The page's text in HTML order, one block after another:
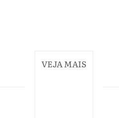
VEJA MAIS